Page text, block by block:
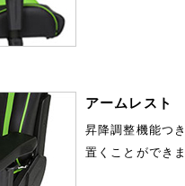
アームレスト
昇降調整機能つ
置くことができま